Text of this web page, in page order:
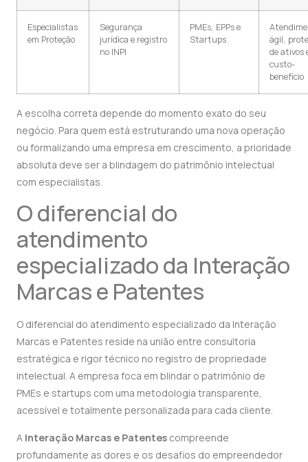
Especialistas
em Proteção
Segurança
jurídica e registro
no INPI
PMEs, EPPs e
Startups
ágil,
de ativos
custo-
benefício
A escolha correta depende do momento exato do seu
negócio. Para quem está estruturando uma nova operação
ou formalizando uma empresa em crescimento, a prioridade
absoluta deve ser a blindagem do patrimônio intelectual
com especialistas.
O diferencial do
atendimento
especializado da Interação
Marcas e Patentes
O diferencial do atendimento especializado da Interação
Marcas e Patentes reside na união entre consultoria
estratégica e rigor técnico no registro de propriedade
intelectual. A empresa foca em blindar o patrimônio de
PMEs e startups com uma metodologia transparente,
acessível e totalmente personalizada para cada cliente.
A Interação Marcas e Patentes compreende
profundamente as dores e os desafios do empreendedor